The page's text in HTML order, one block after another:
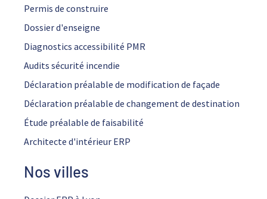
Permis de construire
Dossier d'enseigne
Diagnostics accessibilité PMR
Audits sécurité incendie
Déclaration préalable de modification de façade
Déclaration préalable de changement de destination
Étude préalable de faisabilité
Architecte d'intérieur ERP
Nos villes